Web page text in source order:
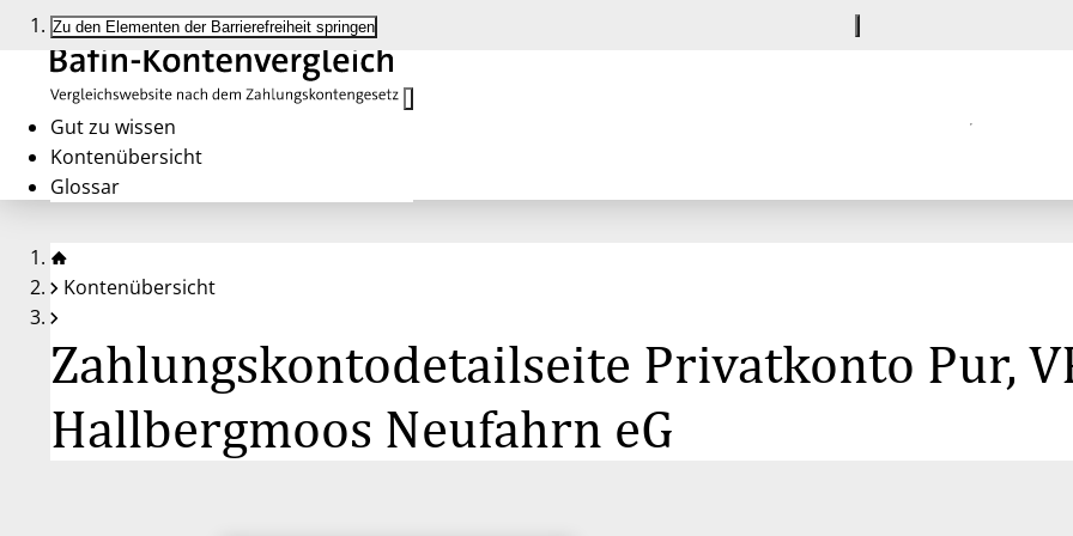
Zu den Elementen der Barrierefreiheit springen
Gut zu wissen
Kontenübersicht
Glossar
Kontenübersicht
Zahlungskontodetailseite Privatkonto Pur,
Hallbergmoos Neufahrn eG